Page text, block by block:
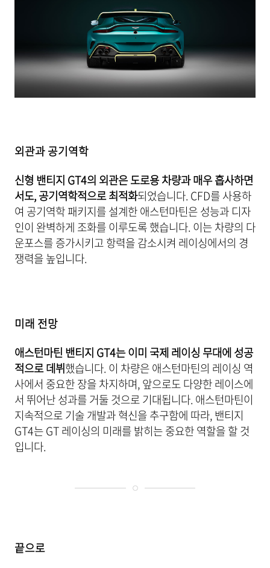
외관과 공기역학
신형 밴티지 GT4의 외관은 도로용 차량과 매우 흡사하면
서도, 공기역학적으로 최적화되었습니다. CFD를 사용하
여 공기역학 패키지를 설계한 애스턴마틴은 성능과 디자
인이 완벽하게 조화를 이루도록 했습니다. 이는 차량의 다
운포스를 증가시키고 항력을 감소시켜 레이싱에서의 경
쟁력을 높입니다.
미래 전망
애스턴마틴 밴티지 GT4는 이미 국제 레이싱 무대에 성공
적으로 데뷔했습니다. 이 차량은 애스턴마틴의 레이싱 역
사에서 중요한 장을 차지하며, 앞으로도 다양한 레이스에
서 뛰어난 성과를 거둘 것으로 기대됩니다. 애스턴마틴이
지속적으로 기술 개발과 혁신을 추구함에 따라, 밴티지
GT4는 GT 레이싱의 미래를 밝히는 중요한 역할을 할 것
입니다.
끝으로